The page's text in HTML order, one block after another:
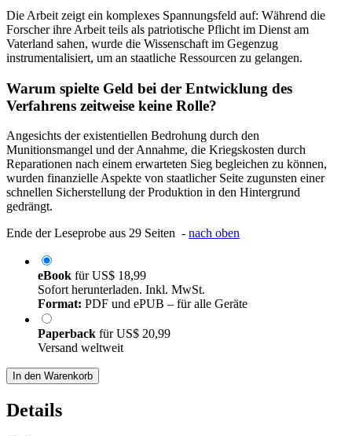
Die Arbeit zeigt ein komplexes Spannungsfeld auf: Während die
Forscher ihre Arbeit teils als patriotische Pflicht im Dienst am
Vaterland sahen, wurde die Wissenschaft im Gegenzug
instrumentalisiert, um an staatliche Ressourcen zu gelangen.
Warum spielte Geld bei der Entwicklung des
Verfahrens zeitweise keine Rolle?
Angesichts der existentiellen Bedrohung durch den
Munitionsmangel und der Annahme, die Kriegskosten durch
Reparationen nach einem erwarteten Sieg begleichen zu können,
wurden finanzielle Aspekte von staatlicher Seite zugunsten einer
schnellen Sicherstellung der Produktion in den Hintergrund
gedrängt.
Ende der Leseprobe aus 29 Seiten - nach oben
eBook fürUS$ 18,99
Sofort herunterladen. Inkl. MwSt.
Format: PDF und ePUB – für alle Geräte
Paperback fürUS$ 20,99
Versand weltweit
In den Warenkorb
Details